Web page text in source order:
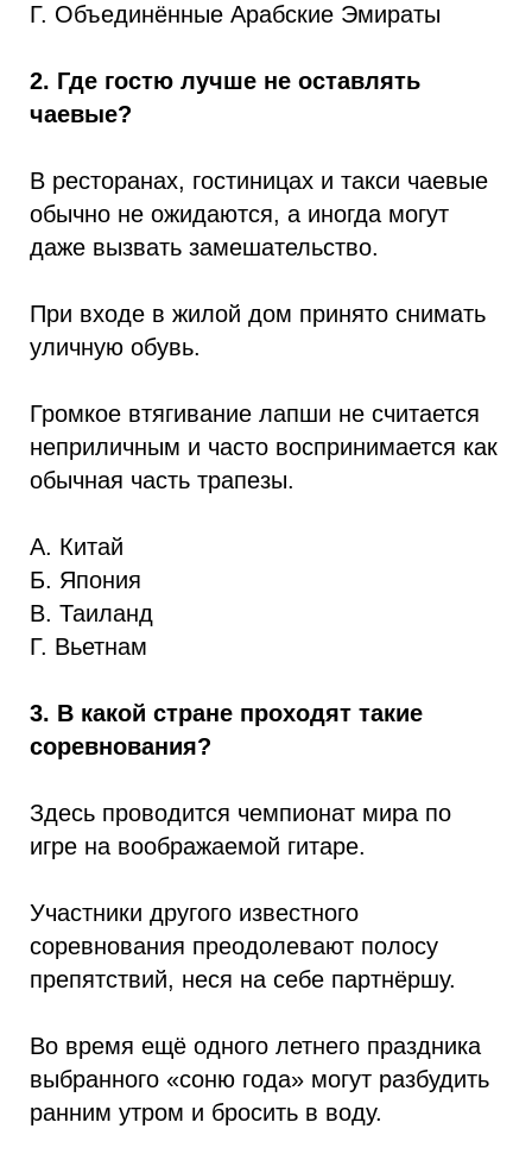
Г. Объединённые Арабские Эмираты
2. Где гостю лучше не оставлять
чаевые?
В ресторанах, гостиницах и такси чаевые
обычно не ожидаются, а иногда могут
даже вызвать замешательство.
При входе в жилой дом принято снимать
уличную обувь.
Громкое втягивание лапши не считается
неприличным и часто воспринимается как
обычная часть трапезы.
А. Китай
Б. Япония
В. Таиланд
Г. Вьетнам
3. В какой стране проходят такие
соревнования?
Здесь проводится чемпионат мира по
игре на воображаемой гитаре.
Участники другого известного
соревнования преодолевают полосу
препятствий, неся на себе партнёршу.
Во время ещё одного летнего праздника
выбранного «соню года» могут разбудить
ранним утром и бросить в воду.